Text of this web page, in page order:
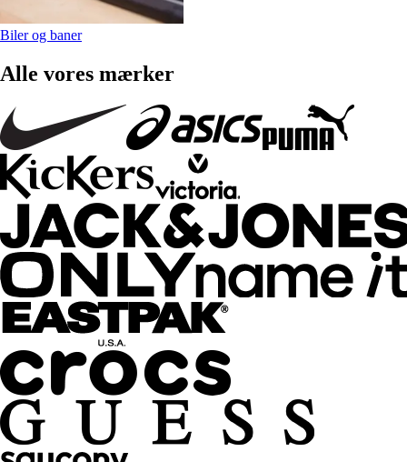
Biler og baner
Alle vores mærker